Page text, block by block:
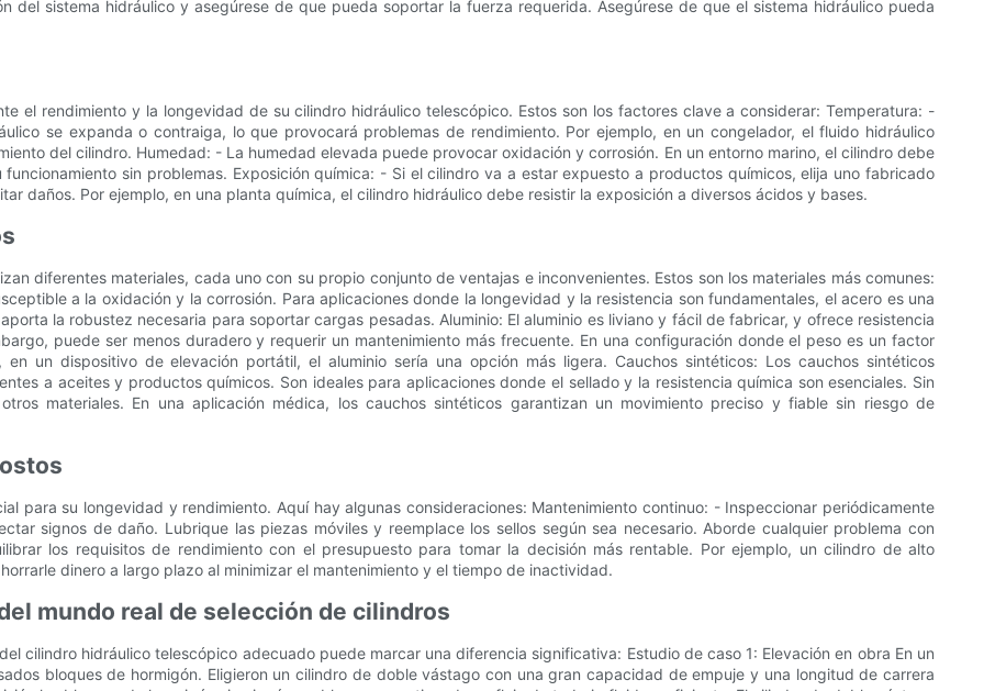
del sistema hidráulico y asegúrese de que pueda soportar la fuerza requerida. Asegúrese de que el sistema hidráulico pueda
el rendimiento y la longevidad de su cilindro hidráulico telescópico. Estos son los factores clave a considerar: Temperatura: -
se expanda o contraiga, lo que provocará problemas de rendimiento. Por ejemplo, en un congelador, el fluido hidráulico
del cilindro. Humedad: - La humedad elevada puede provocar oxidación y corrosión. En un entorno marino, el cilindro debe
sin problemas. Exposición química: - Si el cilindro va a estar expuesto a productos químicos, elija uno fabricado
daños. Por ejemplo, en una planta química, el cilindro hidráulico debe resistir la exposición a diversos ácidos y bases.
diferentes materiales, cada uno con su propio conjunto de ventajas e inconvenientes. Estos son los materiales más comunes:
a la oxidación y la corrosión. Para aplicaciones donde la longevidad y la resistencia son fundamentales, el acero es una
la robustez necesaria para soportar cargas pesadas. Aluminio: El aluminio es liviano y fácil de fabricar, y ofrece resistencia
puede ser menos duradero y requerir un mantenimiento más frecuente. En una configuración donde el peso es un factor
un dispositivo de elevación portátil, el aluminio sería una opción más ligera. Cauchos sintéticos: Los cauchos sintéticos
a aceites y productos químicos. Son ideales para aplicaciones donde el sellado y la resistencia química son esenciales. Sin
materiales. En una aplicación médica, los cauchos sintéticos garantizan un movimiento preciso y fiable sin riesgo de
para su longevidad y rendimiento. Aquí hay algunas consideraciones: Mantenimiento continuo: - Inspeccionar periódicamente
signos de daño. Lubrique las piezas móviles y reemplace los sellos según sea necesario. Aborde cualquier problema con
los requisitos de rendimiento con el presupuesto para tomar la decisión más rentable. Por ejemplo, un cilindro de alto
dinero a largo plazo al minimizar el mantenimiento y el tiempo de inactividad.
mundo real de selección de cilindros
cilindro hidráulico telescópico adecuado puede marcar una diferencia significativa: Estudio de caso 1: Elevación en obra En un
​​bloques de hormigón. Eligieron un cilindro de doble vástago con una gran capacidad de empuje y una longitud de carrera